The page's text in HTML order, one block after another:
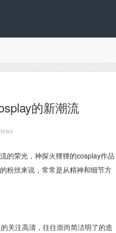
的新潮流
的荣光，神探火狸狸的cosplay作品
粉丝来说，常常是从精神和细节方
关注高清，往往崇尚简洁明了的造